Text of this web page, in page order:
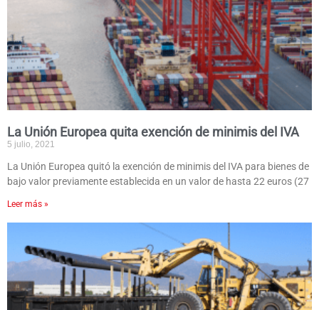
La Unión Europea quita exención de minimis del IVA
5 julio, 2021
La Unión Europea quitó la exención de minimis del IVA para bienes de
bajo valor previamente establecida en un valor de hasta 22 euros (27
Leer más »